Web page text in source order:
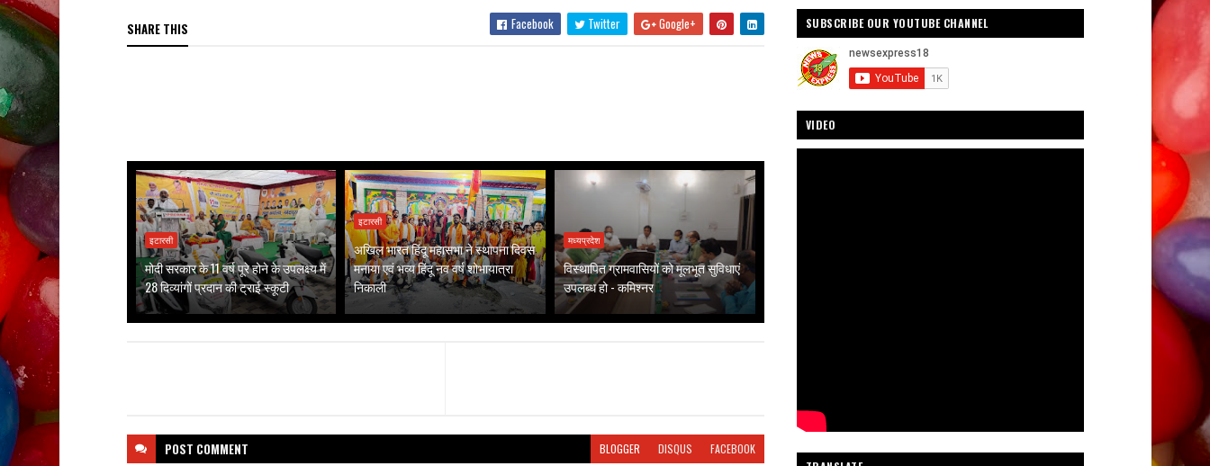
SHARE THIS Facebook Twitter Google+
इटारसी
मोदी सरकार के 11 वर्ष पूरे होने के उपलक्ष्य में
28 दिव्यांगों प्रदान की ट्राई स्कूटी
इटारसी
अखिल भारत हिंदू महासभा ने स्थापना दिवस
मनाया एवं भव्य हिंदू नव वर्ष शोभायात्रा
निकाली
मध्यप्रदेश
विस्थापित ग्रामवासियों को मूलभूत सुविधाएं
उपलब्ध हो - कमिश्नर
POST COMMENT BLOGGER DISQUS FACEBOOK
SUBSCRIBE OUR YOUTUBE CHANNEL
VIDEO